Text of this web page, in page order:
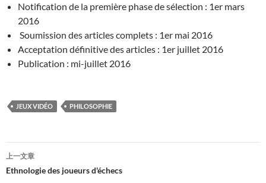
Notification de la première phase de sélection : 1er mars
2016
Soumission des articles complets : 1er mai 2016
Acceptation définitive des articles : 1er juillet 2016
Publication : mi-juillet 2016
JEUX VIDÉO PHILOSOPHIE
文
章
上一文章
Ethnologie des joueurs d'échecs